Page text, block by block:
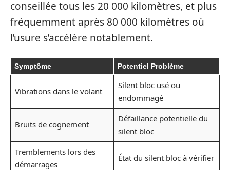
conseillée tous les 20 000 kilomètres, et plus
fréquemment après 80 000 kilomètres où
l’usure s’accélère notablement.
Symptôme Potentiel Problème
Vibrations dans le volant
Silent bloc usé ou
endommagé
Bruits de cognement
Défaillance potentielle du
silent bloc
Tremblements lors des
démarrages
État du silent bloc à vérifier